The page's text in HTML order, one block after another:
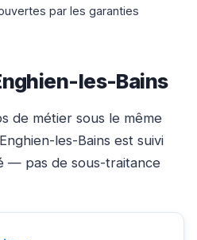
par les garanties
les-Bains
de métier sous le même
les-Bains est suivi
— pas de sous-traitance